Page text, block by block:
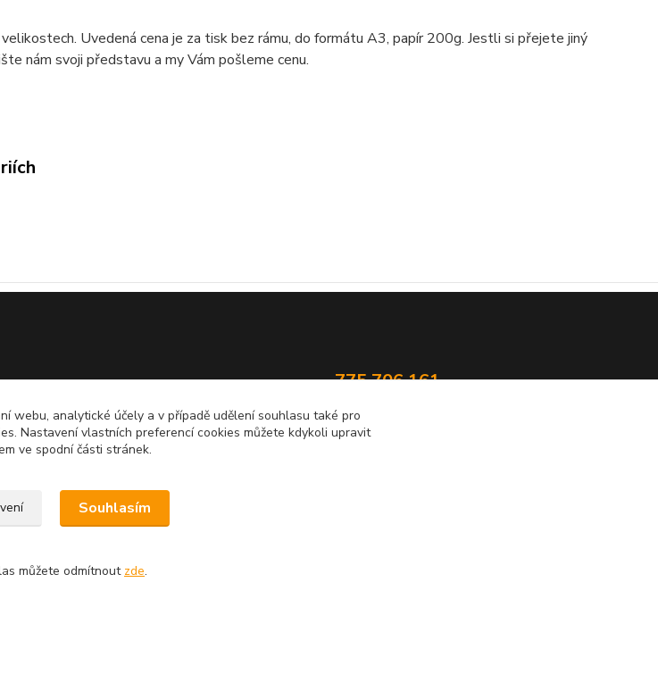
Uvedená cena je za tisk bez rámu, do formátu A3, papír 200g. Jestli si přejete jiný
nám svoji představu a my Vám pošleme cenu.
775 706 161
statek@popluznidvur.cz
Upravit sběr cookies.
webu, analytické účely a v případě udělení souhlasu také pro
Nastavení vlastních preferencí cookies můžete kdykoli upravit
ve spodní části stránek.
Souhlasím
můžete odmítnout zde.